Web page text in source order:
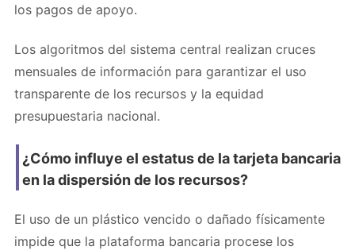
los pagos de apoyo.
Los algoritmos del sistema central realizan cruces
mensuales de información para garantizar el uso
transparente de los recursos y la equidad
presupuestaria nacional.
¿Cómo influye el estatus de la tarjeta bancaria
en la dispersión de los recursos?
El uso de un plástico vencido o dañado físicamente
impide que la plataforma bancaria procese los